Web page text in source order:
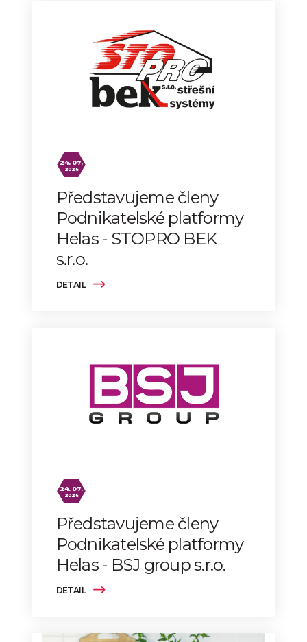
DETAIL
24. 07.
2026
Představujeme členy
Podnikatelské platformy
Helas - STOPRO BEK
s.r.o.
DETAIL
24. 07.
2026
Představujeme členy
Podnikatelské platformy
Helas - BSJ group s.r.o.